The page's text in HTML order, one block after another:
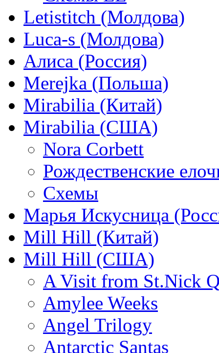
Letistitch (Молдова)
Luca-s (Молдова)
Алиса (Россия)
Merejka (Польша)
Mirabilia (Китай)
Mirabilia (США)
Nora Corbett
Рождественские
Схемы
Марья Искусница
Mill Hill (Китай)
Mill Hill (США)
A Visit from St.Nick
Amylee Weeks
Angel Trilogy
Antarctic Santas